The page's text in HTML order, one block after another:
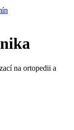
na ortopedii a